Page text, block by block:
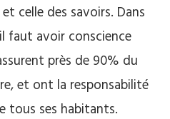
celle des savoirs. Dans
faut avoir conscience
près de 90% du
et ont la responsabilité
tous ses habitants.